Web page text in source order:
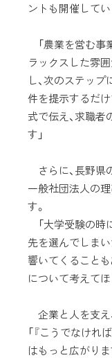
ントも開催してい
「農業を営む事
ラックスした雰
し、次のステッ
件を提示するだ
式で伝え、求職
す」
さらに、長野県
一般社団法人の
す。
「大学受験の時
先を選んでしま
響いてくること
について考えてほ
企業と人を支え
「『こうでなけれ
はもっと広がり